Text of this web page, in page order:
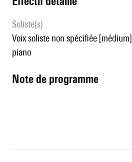
Soliste(s)
voix soliste non spécifiée [médium]
piano
Note de programme